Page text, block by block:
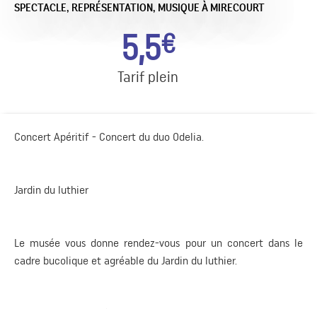
SPECTACLE, REPRÉSENTATION, MUSIQUE À MIRECOURT
5,5€
Tarif plein
Concert Apéritif - Concert du duo Odelia.
Jardin du luthier
Le musée vous donne rendez-vous pour un concert dans le
cadre bucolique et agréable du Jardin du luthier.